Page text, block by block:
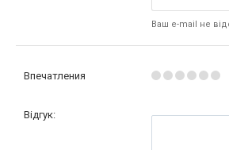
Ваш e-mail не
Впечатления
Відгук: